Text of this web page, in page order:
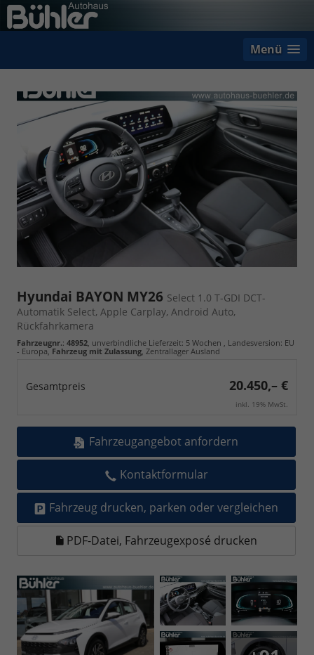
Menü
Hyundai BAYON MY26 Select 1.0 T-GDI DCT-
Automatik Select, Apple Carplay, Android Auto,
Rückfahrkamera
Fahrzeugnr.: 48952, unverbindliche Lieferzeit: 5 Wochen , Landesversion: EU
- Europa,Fahrzeug mit Zulassung, Zentrallager Ausland
Gesamtpreis 20.450,– €
inkl. 19% MwSt.
Fahrzeugangebot anfordern
Kontaktformular
Fahrzeug drucken, parken oder vergleichen
PDF-Datei, Fahrzeugexposé drucken